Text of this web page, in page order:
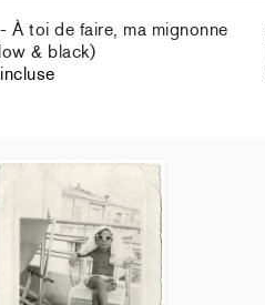
À toi de faire, ma mignonne
& black)
Tu les as bien eus ! (standard
incluse